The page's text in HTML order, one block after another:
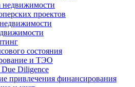
недвижимости
проектов
состояния
и ТЭО
Diligence
привлечения финансирования